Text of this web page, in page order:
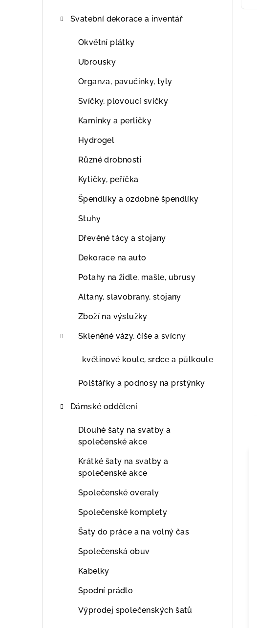
Svatební dekorace a inventář
Okvětní plátky
Ubrousky
Organza, pavučinky, tyly
Svíčky, plovoucí svíčky
Kamínky a perličky
Hydrogel
Různé drobnosti
Kytičky, peříčka
Špendlíky a ozdobné špendlíky
Stuhy
Dřevěné tácy a stojany
Dekorace na auto
Potahy na židle, mašle, ubrusy
Altany, slavobrany, stojany
Zboží na výslužky
Skleněné vázy, číše a svícny
květinové koule, srdce a půlkoule
Polštářky a podnosy na prstýnky
Dámské oddělení
Dlouhé šaty na svatby a
společenské akce
Krátké šaty na svatby a
společenské akce
Společenské overaly
Společenské komplety
Šaty do práce a na volný čas
Společenská obuv
Kabelky
Spodní prádlo
Výprodej společenských šatů